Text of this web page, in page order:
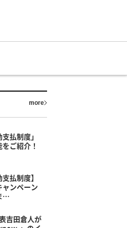
more
支払制度」
ご紹介！
支払制度】
ャンペーン
…
吉田倉人が